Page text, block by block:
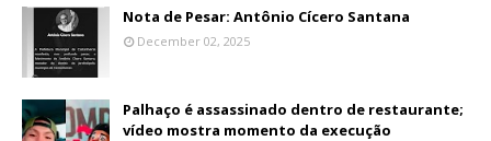
Nota de Pesar: Antônio Cícero Santana
December 02, 2025
Palhaço é assassinado dentro de restaurante;
vídeo mostra momento da execução